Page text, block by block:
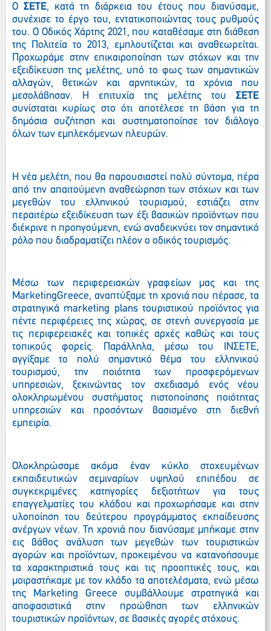
ΟΣΕΤΕ, κατά τη διάρκεια του έτους που διανύσαμε,
συνέχισε το έργο του, εντατικοποιώντας τους ρυθμούς
του. Ο Οδικός Χάρτης 2021, που καταθέσαμε στη διάθεση
της Πολιτεία το 2013, εμπλουτίζεται και αναθεωρείται.
Προχωράμε στην επικαιροποίηση των στόχων και την
εξειδίκευση της μελέτης, υπό το φως των σημαντικών
αλλαγών, θετικών και αρνητικών, τα χρόνια που
μεσολάβησαν. Η επιτυχία της μελέτης του ΣΕΤΕ
συνίσταται κυρίως στο ότι αποτέλεσε τη βάση για τη
δημόσια συζήτηση και συστηματοποίησε τον διάλογο
όλων των εμπλεκόμενων πλευρών.
Η νέα μελέτη, που θα παρουσιαστεί πολύ σύντομα, πέρα
από την απαιτούμενη αναθεώρηση των στόχων και των
μεγεθών του ελληνικού τουρισμού, εστιάζει στην
περαιτέρω εξειδίκευση των έξι βασικών προϊόντων που
διέκρινε η προηγούμενη, ενώ αναδεικνύει τον σημαντικό
ρόλο που διαδραματίζει πλέον ο οδικός τουρισμός.
Μέσω των περιφερειακών γραφείων μας και της
MarketingGreece, αναπτύξαμε τη χρονιά που πέρασε, τα
στρατηγικά marketing plans τουριστικού προϊόντος για
πέντε περιφέρειες της χώρας, σε στενή συνεργασία με
τις περιφερειακές και τοπικές αρχές καθώς και τους
τοπικούς φορείς. Παράλληλα, μέσω του ΙΝΣΕΤΕ,
αγγίξαμε το πολύ σημαντικό θέμα του ελληνικού
τουρισμού, την ποιότητα των προσφερόμενων
υπηρεσιών, ξεκινώντας τον σχεδιασμό ενός νέου
ολοκληρωμένου συστήματος πιστοποίησης ποιότητας
υπηρεσιών και προσόντων βασισμένο στη διεθνή
εμπειρία.
Ολοκληρώσαμε ακόμα έναν κύκλο στοχευμένων
εκπαιδευτικών σεμιναρίων υψηλού επιπέδου σε
συγκεκριμένες κατηγορίες δεξιοτήτων για τους
επαγγελματίες του κλάδου και προχωρήσαμε και στην
υλοποίηση του δεύτερου προγράμματος εκπαίδευσης
ανέργων νέων. Τη χρονιά που διανύσαμε μπήκαμε στην
εις βάθος ανάλυση των μεγεθών των τουριστικών
αγορών και προϊόντων, προκειμένου να κατανοήσουμε
τα χαρακτηριστικά τους και τις προοπτικές τους, και
μοιραστήκαμε με τον κλάδο τα αποτελέσματα, ενώ μέσω
της Marketing Greece συμβάλλουμε στρατηγικά και
αποφασιστικά στην προώθηση των ελληνικών
τουριστικών προϊόντων, σε βασικές αγορές στόχους.